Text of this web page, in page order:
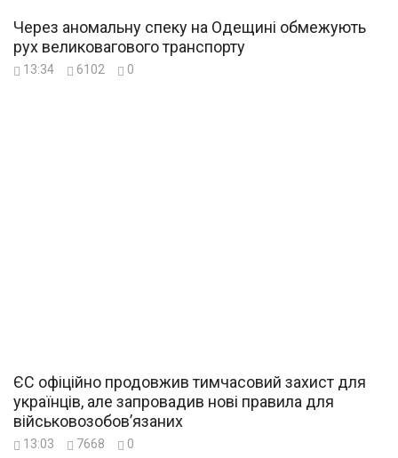
Через аномальну спеку на Одещині обмежують
рух великовагового транспорту
13:34 6102 0
ЄС офіційно продовжив тимчасовий захист для
українців, але запровадив нові правила для
військовозобов’язаних
13:03 7668 0